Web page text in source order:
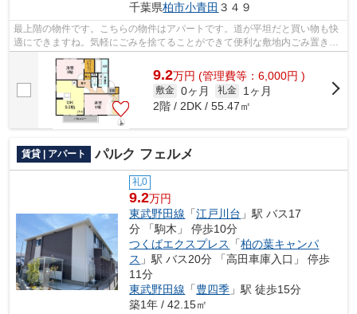
千葉県柏市小青田 ３４９
最上階の物件です。こちらの物件はアパートです。道が平坦だと買い物も快
適にできますね。気軽にごみを捨てることができて便利な敷地内ごみ置き場
つきの物件です。不動産について分か...
9.2万円 (管理費等：6,000円 )
敷金 0ヶ月 礼金
1ヶ月
2階 / 2DK / 55.47㎡
賃貸 | アパート パルク フェルメ
礼0
9.2万円
東武野田線 「江戸川台 」駅 バス17
分 「駒木」 停歩10分
つくばエクスプレス
「柏の葉キャンパ
ス 」駅 バス20分 「高田車庫入口」 停歩
11分
東武野田線 「豊四季 」駅 徒歩15分
築1年 / 42.15㎡